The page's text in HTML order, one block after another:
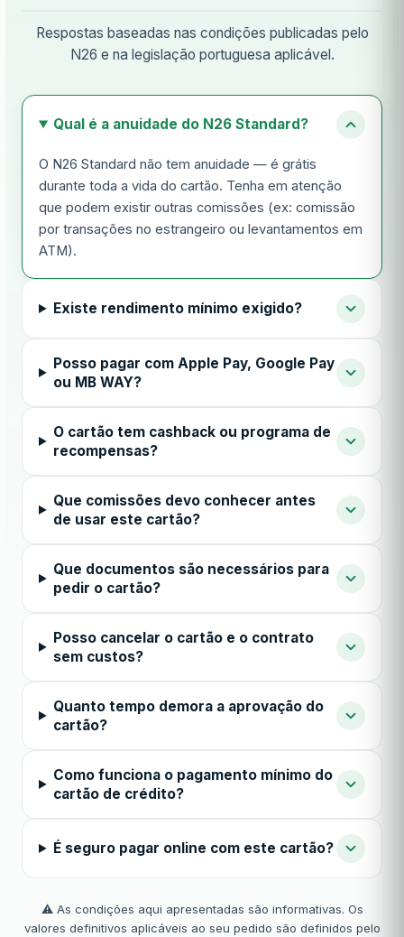
Respostas baseadas nas condições publicadas pelo
N26 e na legislação portuguesa aplicável.
Qual é a anuidade do N26 Standard?
O N26 Standard não tem anuidade — é grátis
durante toda a vida do cartão. Tenha em atenção
que podem existir outras comissões (ex: comissão
por transações no estrangeiro ou levantamentos em
ATM).
Existe rendimento mínimo exigido?
Posso pagar com Apple Pay, Google Pay
ou MB WAY?
O cartão tem cashback ou programa de
recompensas?
Que comissões devo conhecer antes
de usar este cartão?
Que documentos são necessários para
pedir o cartão?
Posso cancelar o cartão e o contrato
sem custos?
Quanto tempo demora a aprovação do
cartão?
Como funciona o pagamento mínimo do
cartão de crédito?
É seguro pagar online com este cartão?
⚠️ As condições aqui apresentadas são informativas. Os
valores definitivos aplicáveis ao seu pedido são definidos pelo